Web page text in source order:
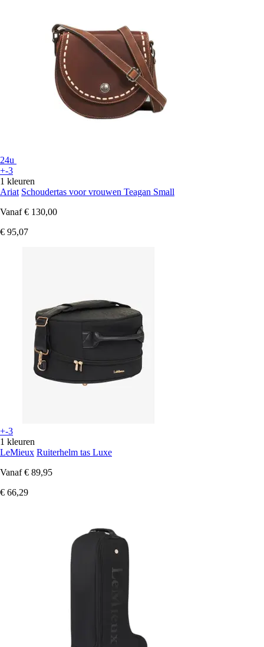
24u
+-3
1 kleuren
Ariat Schoudertas voor vrouwen Teagan Small
Vanaf € 130,00
€ 95,07
+-3
1 kleuren
LeMieux Ruiterhelm tas Luxe
Vanaf € 89,95
€ 66,29